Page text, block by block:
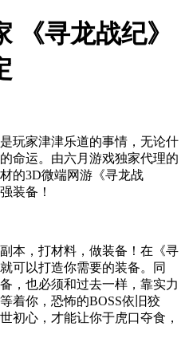
《寻龙战纪》
玩家津津乐道的事情，无论什
命运。由六月游戏独家代理的
的3D微端网游《寻龙战
装备！
本，打材料，做装备！在《寻
可以打造你需要的装备。同
，也必须和过去一样，靠实力
着你，恐怖的BOSS依旧狡
初心，才能让你于虎口夺食，